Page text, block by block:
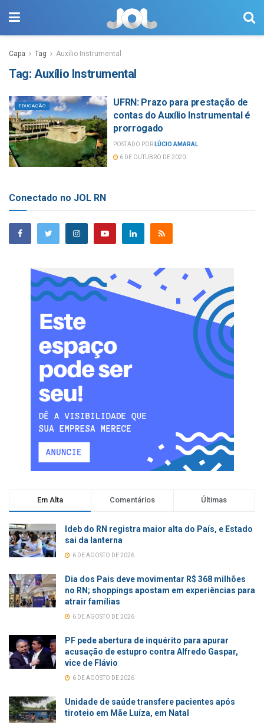
Capa Tag Auxílio Instrumental
Tag: Auxílio Instrumental
EDUCAÇÃO
UFRN: Prazo para prestação de
contas do Auxílio Instrumental é
prorrogado
POSTADO POR LÚCIO AMARAL
6 DE OUTUBRO DE 2020
Conectado no JOL RN
Em Alta Comentários Últimas
Ideb do RN registra maior alta do País, e Estado
sai da lanterna
6 DE AGOSTO DE 2026
Dia dos Pais deve movimentar R$ 368 milhões
no RN; shoppings apostam em experiências para
atrair famílias
6 DE AGOSTO DE 2026
PF pede abertura de inquérito para apurar
acusação de estupro contra Alfredo Gaspar,
vice de Flávio
6 DE AGOSTO DE 2026
Unidade de saúde transfere pacientes após
tiroteio em Mãe Luíza, em Natal